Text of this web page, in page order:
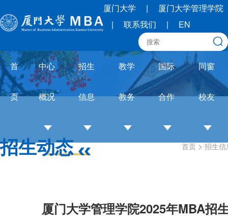
厦门大学 |
厦门大学管理学院
|
联系我们 | EN
首
页
中心
概况
中
培
招生
信息
招
招
教学
教务
论文
国际
合作
OneMBA
同窗
校友
校
合
招生动态 首页 > 招生信
厦门大学管理学院2025年MBA招